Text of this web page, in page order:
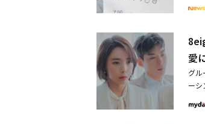
メン
愛に
ドの
を
を
これ
で
を披
ント
さ
し
びタッ
愛
グル
ーシ
バ